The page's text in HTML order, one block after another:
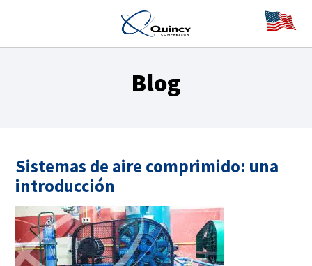
Blog
Sistemas de aire comprimido: una
introducción